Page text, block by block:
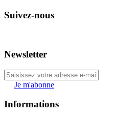
Suivez-nous
Newsletter
Je m'abonne
Informations